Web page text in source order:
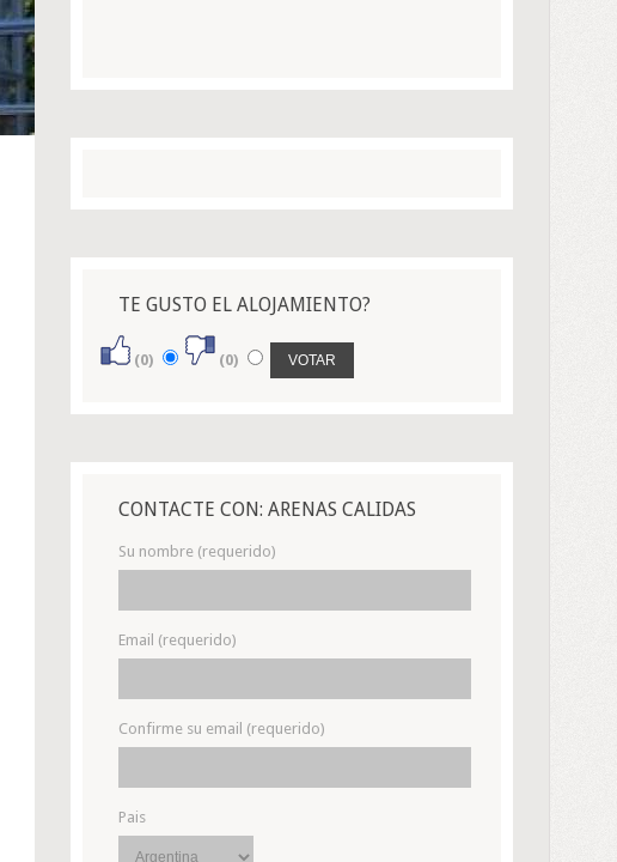
TE GUSTO EL ALOJAMIENTO?
(0) (0)
CONTACTE CON: ARENAS CALIDAS
Su nombre (requerido)
Email (requerido)
Confirme su email (requerido)
Pais